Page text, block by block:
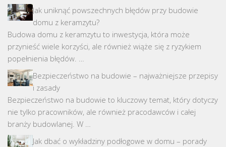
Jak uniknąć powszechnych błędów przy budowie
domu z keramzytu?
Budowa domu z keramzytu to inwestycja, która może
przynieść wiele korzyści, ale również wiąże się z ryzykiem
popełnienia błędów. …
Bezpieczeństwo na budowie – najważniejsze przepisy
i zasady
Bezpieczeństwo na budowie to kluczowy temat, który dotyczy
nie tylko pracowników, ale również pracodawców i całej
branży budowlanej. W …
Jak dbać o wykładziny podłogowe w domu – porady